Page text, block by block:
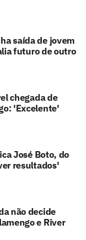
saída de jovem
futuro de outro
chegada de
'Excelente'
José Boto, do
resultados'
não decide
e River